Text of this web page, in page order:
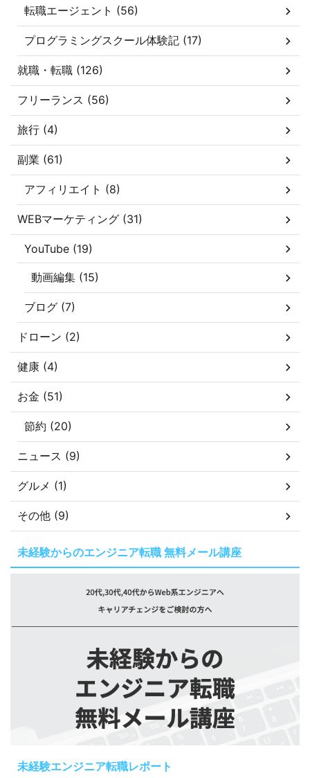
転職エージェント (56)
プログラミングスクール体験記 (17)
就職・転職 (126)
フリーランス (56)
旅行 (4)
副業 (61)
アフィリエイト (8)
WEBマーケティング (31)
YouTube (19)
動画編集 (15)
ブログ (7)
ドローン (2)
健康 (4)
お金 (51)
節約 (20)
ニュース (9)
グルメ (1)
その他 (9)
未経験からのエンジニア転職 無料メール講座
未経験エンジニア転職レポート